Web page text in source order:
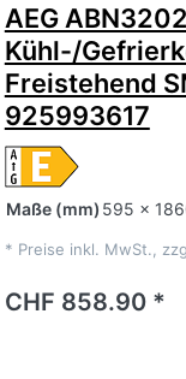
AEG ABN3202
Kühl-/
Freistehend
925993617
Maße (mm) 595 x
* Preise inkl. MwSt.,
CHF 858.90 *